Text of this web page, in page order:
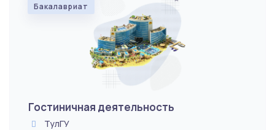
Бакалавриат
Гостиничная деятельность
ТулГУ